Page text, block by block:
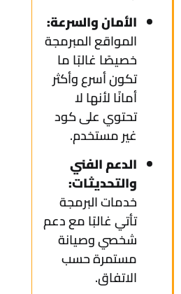
الأمان والسرعة:
المواقع المبرمجة
خصيصًا غالبًا ما
تكون أسرع وأكثر
أمانًا لأنها لا
تحتوي على كود
غير مستخدم.
الدعم الفني
والتحديثات:
خدمات البرمجة
تأتي غالبًا مع دعم
شخصي وصيانة
مستمرة حسب
الاتفاق.